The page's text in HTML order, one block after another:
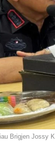
Brigjen Jossy